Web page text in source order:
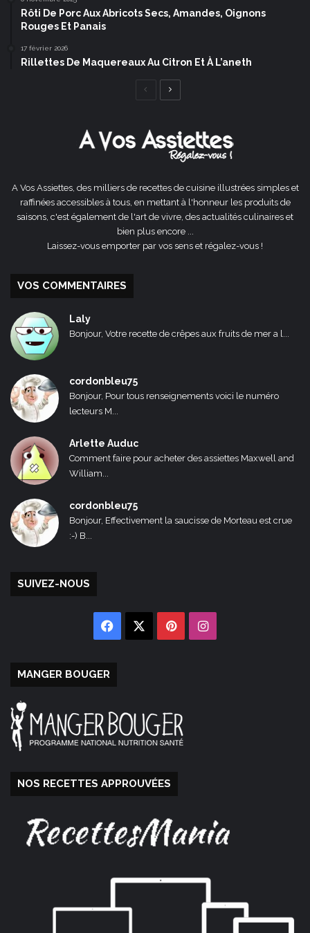
Rôti De Porc Aux Abricots Secs, Amandes, Oignons
Rouges Et Panais
17 février 2026
Rillettes De Maquereaux Au Citron Et À L’aneth
Page
A Vos Assiettes, des milliers de recettes de cuisine illustrées simples et
raffinées accessibles à tous, en mettant à l'honneur les produits de
saisons, c'est également de l'art de vivre, des actualités culinaires et
bien plus encore ...
Laissez-vous emporter par vos sens et régalez-vous !
VOS COMMENTAIRES
Laly
Bonjour, Votre recette de crêpes aux fruits de mer a l...
cordonbleu75
Bonjour, Pour tous renseignements voici le numéro
lecteurs M...
Arlette Auduc
Comment faire pour acheter des assiettes Maxwell and
William...
cordonbleu75
Bonjour, Effectivement la saucisse de Morteau est crue
:-) B...
SUIVEZ-NOUS
Facebook PinterestInstagram
MANGER BOUGER
NOS RECETTES APPROUVÉES